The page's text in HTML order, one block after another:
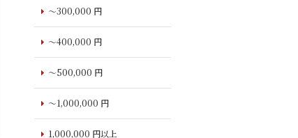
～300,000 円
～400,000 円
～500,000 円
～1,000,000 円
1,000,000 円以上